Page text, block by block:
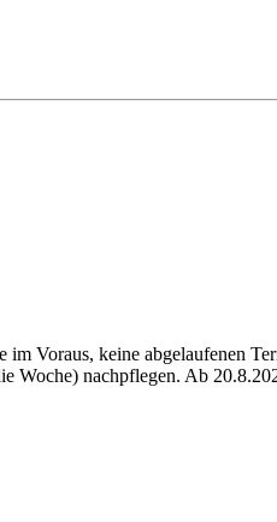
Voraus, keine abgelaufenen
Woche) nachpflegen. Ab